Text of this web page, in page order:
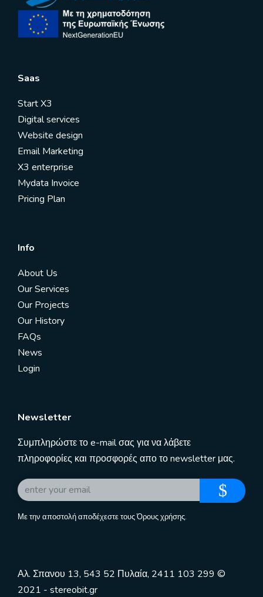
Saas
Start X3
Digital services
Website design
Email Marketing
X3 enterprise
Mydata Invoice
Pricing Plan
Info
About Us
Our Services
Our Projects
Our History
FAQs
News
Login
Newsletter
Συμπληρώστε το e-mail σας για να λάβετε
πληροφορίες και προσφορές απο το newsletter μας.
Με την αποστολή αποδέχεστε τουςΌρους χρήσης.
Αλ. Σπανου 13, 543 52 Πυλαία, 2411 103 299 ©
2021 - stereobit.gr